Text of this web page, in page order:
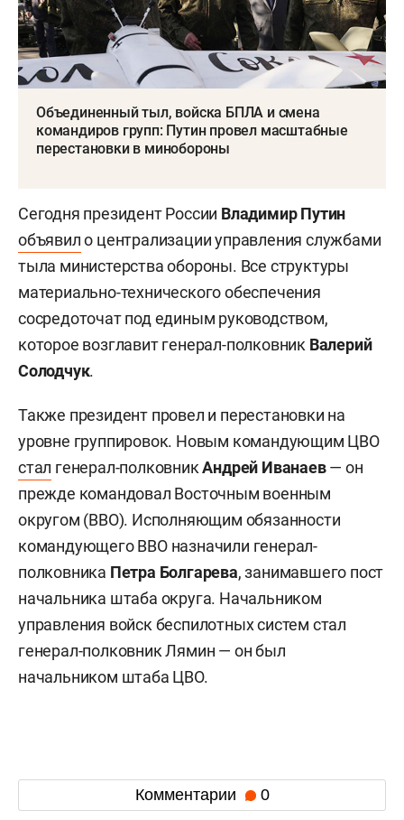
Объединенный тыл, войска БПЛА и смена
командиров групп: Путин провел масштабные
перестановки в минобороны
Сегодня президент России Владимир Путин
объявило централизации управления службами
тыла министерства обороны. Все структуры
материально-технического обеспечения
сосредоточат под единым руководством,
которое возглавит генерал-полковник Валерий
Солодчук.
Также президент провел и перестановки на
уровне группировок. Новым командующим ЦВО
стал генерал-полковникАндрей Иванаев— он
прежде командовал Восточным военным
округом (ВВО). Исполняющим обязанности
командующего ВВО назначили генерал-
полковника Петра Болгарева, занимавшего пост
начальника штаба округа. Начальником
управления войск беспилотных систем стал
генерал-полковник Лямин — он был
начальником штаба ЦВО.
Комментарии 0